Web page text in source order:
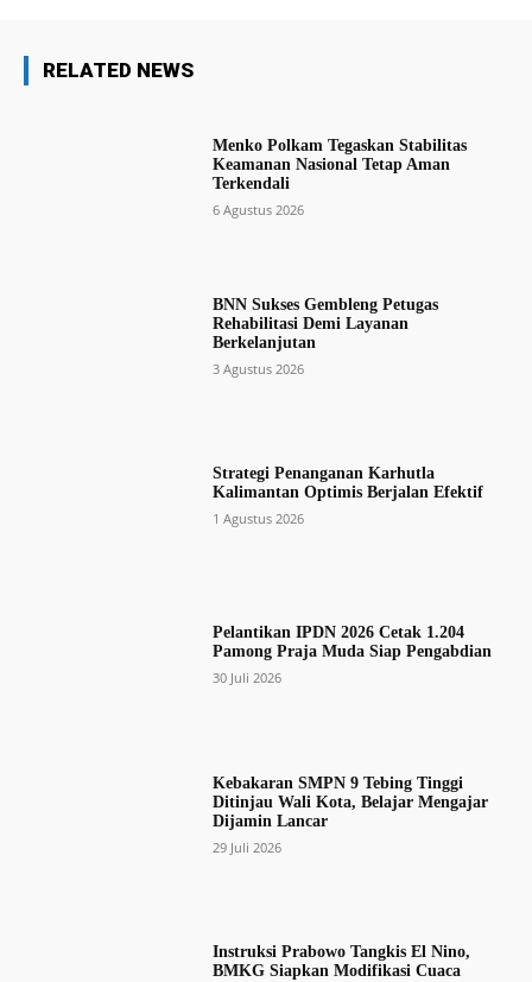
RELATED NEWS
Menko Polkam Tegaskan Stabilitas
Keamanan Nasional Tetap Aman
Terkendali
6 Agustus 2026
BNN Sukses Gembleng Petugas
Rehabilitasi Demi Layanan
Berkelanjutan
3 Agustus 2026
Strategi Penanganan Karhutla
Kalimantan Optimis Berjalan Efektif
1 Agustus 2026
Pelantikan IPDN 2026 Cetak 1.204
Pamong Praja Muda Siap Pengabdian
30 Juli 2026
Kebakaran SMPN 9 Tebing Tinggi
Ditinjau Wali Kota, Belajar Mengajar
Dijamin Lancar
29 Juli 2026
Instruksi Prabowo Tangkis El Nino,
BMKG Siapkan Modifikasi Cuaca